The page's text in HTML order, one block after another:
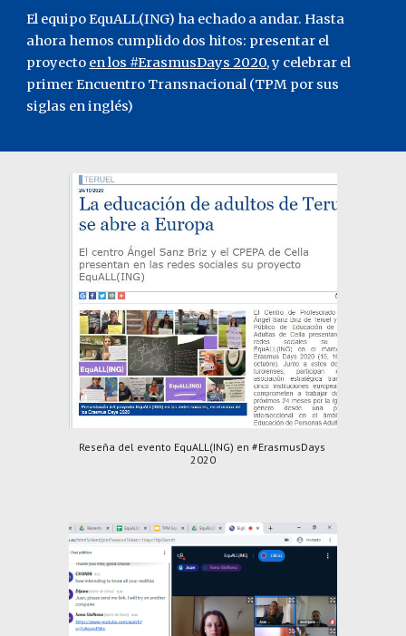
El equipo EquALL(ING) ha echado a andar. Hasta
ahora hemos cumplido dos hitos: presentar el
proyecto en los #ErasmusDays 2020, y celebrar el
primer Encuentro Transnacional (TPM por sus
siglas en inglés)
Reseña del evento EquALL(ING) en #ErasmusDays
2020